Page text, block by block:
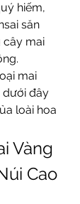
hiếm,
săn
cây mai
mai
dưới đây
loài hoa
Vàng
Cao